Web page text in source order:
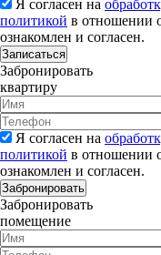
Я согласен на
политикой в отношении
ознакомлен и согласен.
Записаться
Забронировать
квартиру
Я согласен на
политикой в отношении
ознакомлен и согласен.
Забронировать
Забронировать
помещение